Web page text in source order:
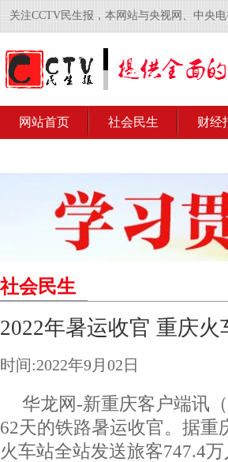
关注CCTV民生报，本网站与央视网、中央电
网站首页 社会民生 财经
社会民生
2022年暑运收官 重庆
时间:2022年9月02日
华龙网-新重庆客户端讯
62天的铁路暑运收官。据
火车站全站发送旅客747.4